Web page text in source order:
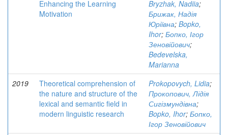
Enhancing the Learning
Motivation
Bryzhak, Nadiia;
Брижак, Надія
Юріївна; Bopko,
Ihor; Бопко, Ігор
Зеновійович;
Bedevelska,
Marianna
2019
Theoretical comprehension of
the nature and structure of the
lexical and semantic field in
modern linguistic research
Prokopovych, Lidia;
Прокопович, Лідія
Сигізмундівна;
Bopko, Ihor; Бопко,
Ігор Зеновійович